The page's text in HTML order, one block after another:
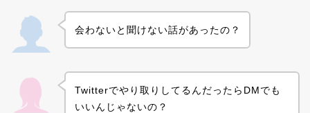
会わないと聞けない話があったの ？
Twitterでやり取りしてるんだったらDMでも
いいんじゃないの？